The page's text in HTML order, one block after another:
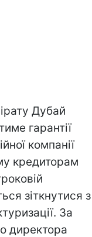
Дубай
гарантії
компанії
кредиторам
зіткнутися з
За
директора